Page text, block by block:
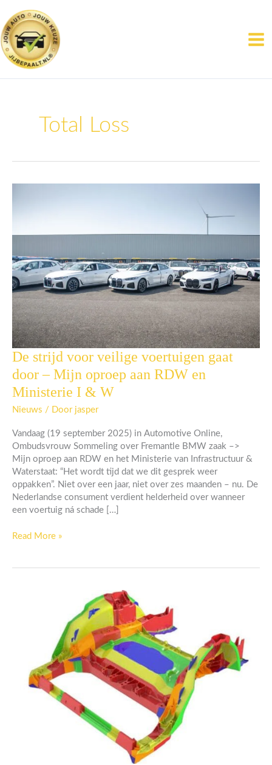
naar
de
inhoud
Total Loss
De strijd voor veilige voertuigen gaat
door – Mijn oproep aan RDW en
Ministerie I & W
Nieuws / Door jasper
Vandaag (19 september 2025) in Automotive Online,
Ombudsvrouw Sommeling over Fremantle BMW zaak –>
Mijn oproep aan RDW en het Ministerie van Infrastructuur &
Waterstaat: “Het wordt tijd dat we dit gesprek weer
oppakken”. Niet over een jaar, niet over zes maanden – nu. De
Nederlandse consument verdient helderheid over wanneer
een voertuig ná schade […]
De
voor
veilige
voertuigen
door
–
Mijn
oproep
aan
RDW
en
IRead More »